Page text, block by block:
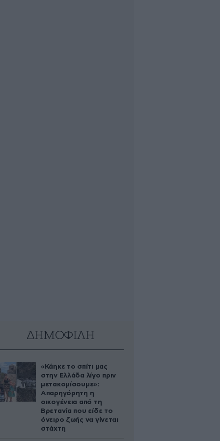
ΔΗΜΟΦΙΛΗ
«Κάηκε το σπίτι μας
στην Ελλάδα λίγο πριν
μετακομίσουμε»:
Απαρηγόρητη η
οικογένεια από τη
Βρετανία που είδε το
όνειρο ζωής να γίνεται
στάχτη